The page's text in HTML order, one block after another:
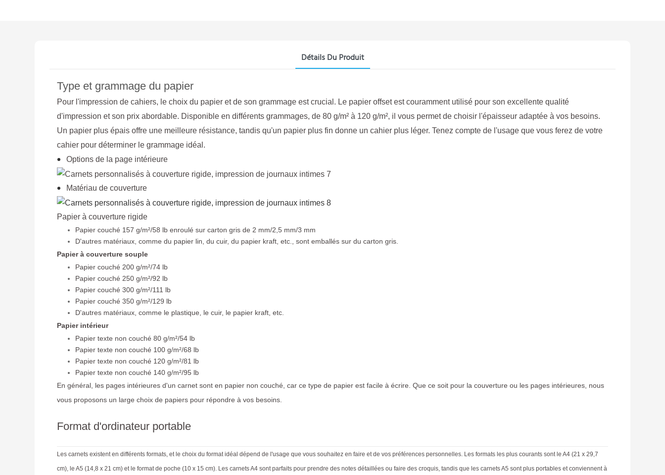
Détails Du Produit
Type et grammage du papier
Pour l'impression de cahiers, le choix du papier et de son grammage est crucial. Le papier offset est couramment utilisé pour son excellente qualité
d'impression et son prix abordable. Disponible en différents grammages, de 80 g/m² à 120 g/m², il vous permet de choisir l'épaisseur adaptée à vos besoins.
Un papier plus épais offre une meilleure résistance, tandis qu'un papier plus fin donne un cahier plus léger. Tenez compte de l'usage que vous ferez de votre
cahier pour déterminer le grammage idéal.
Options de la page intérieure
Matériau de couverture
Papier à couverture rigide
Papier couché 157 g/m²/58 lb enroulé sur carton gris de 2 mm/2,5 mm/3 mm
D'autres matériaux, comme du papier lin, du cuir, du papier kraft, etc., sont emballés sur du carton gris.
Papier à couverture souple
Papier couché 200 g/m²/74 lb
Papier couché 250 g/m²/92 lb
Papier couché 300 g/m²/111 lb
Papier couché 350 g/m²/129 lb
D'autres matériaux, comme le plastique, le cuir, le papier kraft, etc.
Papier intérieur
Papier texte non couché 80 g/m²/54 lb
Papier texte non couché 100 g/m²/68 lb
Papier texte non couché 120 g/m²/81 lb
Papier texte non couché 140 g/m²/95 lb
En général, les pages intérieures d'un carnet sont en papier non couché, car ce type de papier est facile à écrire. Que ce soit pour la couverture ou les pages intérieures, nous
vous proposons un large choix de papiers pour répondre à vos besoins.
Format d'ordinateur portable
Les carnets existent en différents formats, et le choix du format idéal dépend de l'usage que vous souhaitez en faire et de vos préférences personnelles. Les formats les plus courants sont le A4 (21 x 29,7
cm), le A5 (14,8 x 21 cm) et le format de poche (10 x 15 cm). Les carnets A4 sont parfaits pour prendre des notes détaillées ou faire des croquis, tandis que les carnets A5 sont plus portables et conviennent à